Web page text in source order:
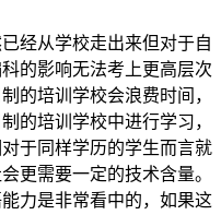
经从学校走出来但对于自
的影响无法考上更高层次
的培训学校会浪费时间，
的培训学校中进行学习，
于同样学历的学生而言就
更需要一定的技术含量。
力是非常看中的，如果这